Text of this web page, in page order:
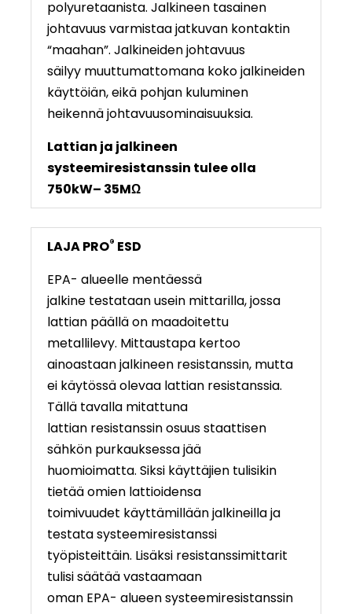
polyuretaanista. Jalkineen tasainen
johtavuus varmistaa jatkuvan kontaktin
“maahan”. Jalkineiden johtavuus
säilyy muuttumattomana koko jalkineiden
käyttöiän, eikä pohjan kuluminen
heikennä johtavuusominaisuuksia.
Lattian ja jalkineen
systeemiresistanssin tulee olla
750kW– 35MΩ
LAJA PRO® ESD
EPA- alueelle mentäessä
jalkine testataan usein mittarilla, jossa
lattian päällä on maadoitettu
metallilevy. Mittaustapa kertoo
ainoastaan jalkineen resistanssin, mutta
ei käytössä olevaa lattian resistanssia.
Tällä tavalla mitattuna
lattian resistanssin osuus staattisen
sähkön purkauksessa jää
huomioimatta. Siksi käyttäjien tulisikin
tietää omien lattioidensa
toimivuudet käyttämillään jalkineilla ja
testata systeemiresistanssi
työpisteittäin. Lisäksi resistanssimittarit
tulisi säätää vastaamaan
oman EPA- alueen systeemiresistanssin